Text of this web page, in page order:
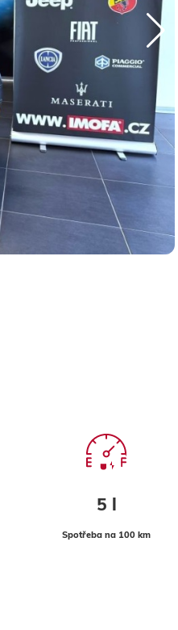
5 l
Spotřeba na 100 km